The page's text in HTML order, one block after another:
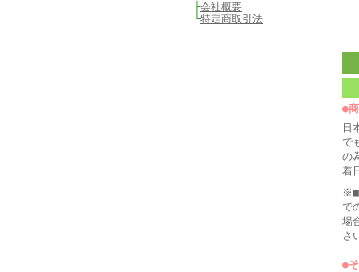
├会社概要
└特定商取引法
●
日
で
の
着
※■
で
場
さ
●